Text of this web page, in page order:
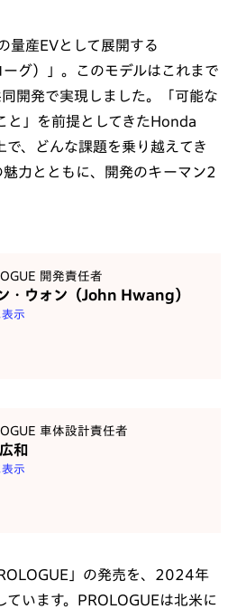
量産EVとして展開する
ーグ）」。このモデルはこれまで
開発で実現しました。「可能な
と」を前提としてきたHonda
で、どんな課題を乗り越えてき
力とともに、開発のキーマン2
開発責任者
・ウォン（John Hwang）
示
車体設計責任者
和
示
」の発売を、2024年
ています。PROLOGUEは北米に